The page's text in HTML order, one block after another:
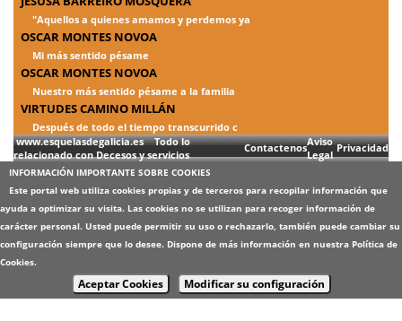
"Aquellos a quienes amamos y perdemos ya
OSCAR MONTES NOVOA
Mi más sentido pésame
OSCAR MONTES NOVOA
Nuestro más sentido pésame a la familia
VIRTUDES CAMINO MILLÁN
Después de todo el tiempo transcurrido c
www.esquelasdegalicia.es Todo lo
relacionado con Decesos y servicios
ContactenosAviso
Legal
Privacidad
INFORMACIÓN IMPORTANTE SOBRE COOKIES
Este portal web utiliza cookies propias y de terceros para recopilar información que
ayuda a optimizar su visita. Las cookies no se utilizan para recoger información de
carácter personal. Usted puede permitir su uso o rechazarlo, también puede cambiar su
configuración siempre que lo desee. Dispone de más información en nuestra Política de
Cookies.